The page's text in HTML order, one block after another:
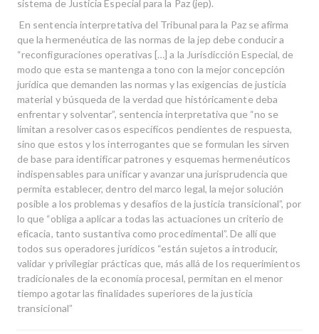
sistema de Justicia Especial para la Paz (jep).
En sentencia interpretativa del Tribunal para la Paz se afirma
que la hermenéutica de las normas de la jep debe conducir a
“reconfiguraciones operativas […] a la Jurisdicción Especial, de
modo que esta se mantenga a tono con la mejor concepción
jurídica que demanden las normas y las exigencias de justicia
material y búsqueda de la verdad que históricamente deba
enfrentar y solventar”, sentencia interpretativa que “no se
limitan a resolver casos específicos pendientes de respuesta,
sino que estos y los interrogantes que se formulan les sirven
de base para identificar patrones y esquemas hermenéuticos
indispensables para unificar y avanzar una jurisprudencia que
permita establecer, dentro del marco legal, la mejor solución
posible a los problemas y desafíos de la justicia transicional”, por
lo que “obliga a aplicar a todas las actuaciones un criterio de
eficacia, tanto sustantiva como procedimental”. De allí que
todos sus operadores jurídicos “están sujetos a introducir,
validar y privilegiar prácticas que, más allá de los requerimientos
tradicionales de la economía procesal, permitan en el menor
tiempo agotar las finalidades superiores de la justicia
transicional”